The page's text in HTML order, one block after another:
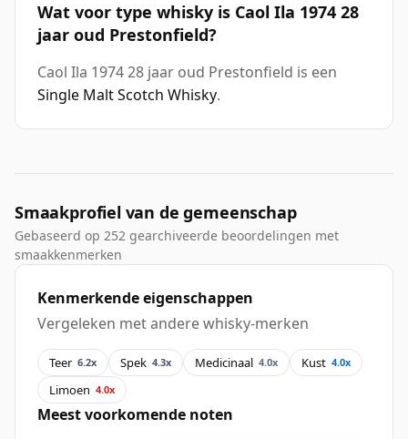
Wat voor type whisky is Caol Ila 1974 28
jaar oud Prestonfield?
Caol Ila 1974 28 jaar oud Prestonfield is een
Single Malt Scotch Whisky.
Smaakprofiel van de gemeenschap
Gebaseerd op 252 gearchiveerde beoordelingen met
smaakkenmerken
Kenmerkende eigenschappen
Vergeleken met andere whisky-merken
Teer 6.2x Spek 4.3x Medicinaal 4.0x Kust 4.0x
Limoen 4.0x
Meest voorkomende noten